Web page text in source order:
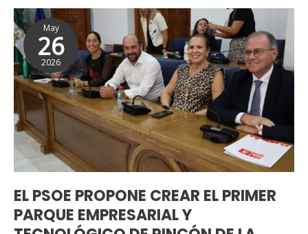
A
LAS
OLAS
DE
CALOR
May
26
2026
EL PSOE PROPONE CREAR EL PRIMER
PARQUE EMPRESARIAL Y
EL
PSOE
PROPONE
CREAR
EL
PRIMER
PARQUE
EMPRESARIAL
Y
TECNOLÓGICO
DE
RINCÓN
DE